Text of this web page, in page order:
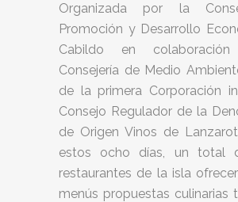
Organizada por la
Promoción y Desarrollo
Cabildo en
Consejería de Medio
de la primera Corporación
Consejo Regulador de la
de Origen Vinos de
estos ocho días, un total
restaurantes de la isla
menús propuestas culinarias